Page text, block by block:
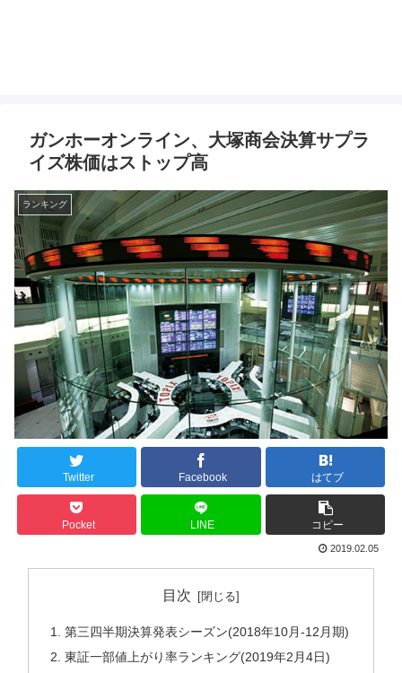
ガンホーオンライン、大塚商会決算サプラ
イズ株価はストップ高
ランキング
Twitter Facebook はてブ
Pocket LINE コピー
2019.02.05
目次
第三四半期決算発表シーズン(2018年10月-12月期)
東証一部値上がり率ランキング(2019年2月4日)